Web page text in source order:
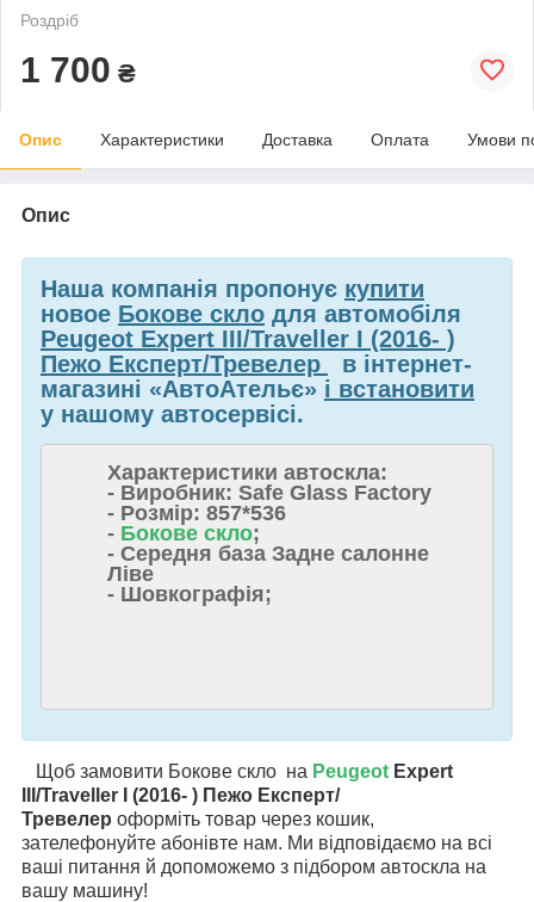
Роздріб
1 700 ₴
Опис Характеристики Доставка Оплата Умови
Опис
Наша компанія пропонує купити
новое Бокове скло для автомобіля
Peugeot Expert III/Traveller I (2016- )
Пежо Експерт/Тревелер
в інтернет-
магазині «АвтоАтельє» і встановити
у нашому автосервісі.
Характеристики автоскла:
- Виробник: Safe Glass Factory
- Розмір: 857*536
- Бокове скло;
- Середня база Задне салонне
Ліве
- Шовкографія;
Щоб замовити Бокове скло на Peugeot Expert
III/Traveller I (2016- ) Пежо Експерт/
Тревелер оформіть товар через кошик,
зателефонуйте абонівте нам. Ми відповідаємо на всі
ваші питання й допоможемо з підбором автоскла на
вашу машину!